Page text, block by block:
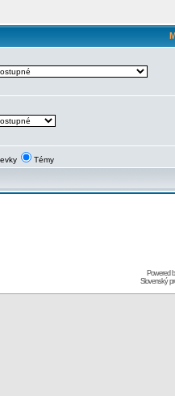
Témy
Powered
Slovenský